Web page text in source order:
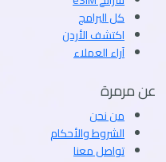
كل البرامج
اكتشف الأردن
آراء العملاء
عن مرمرة
من نحن
الشروط والأحكام
تواصل معنا